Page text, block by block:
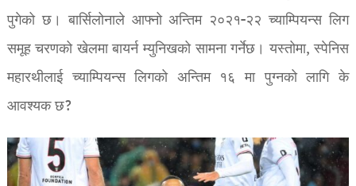
पुगेको छ। बार्सिलोनाले आफ्नो अन्तिम २०२१-२२ च्याम्पियन्स लिग
समूह चरणको खेलमा बायर्न म्युनिखको सामना गर्नेछ। यस्तोमा, स्पेनिस
महारथीलाई च्याम्पियन्स लिगको अन्तिम १६ मा पुग्नको लागि के
आवश्यक छ?